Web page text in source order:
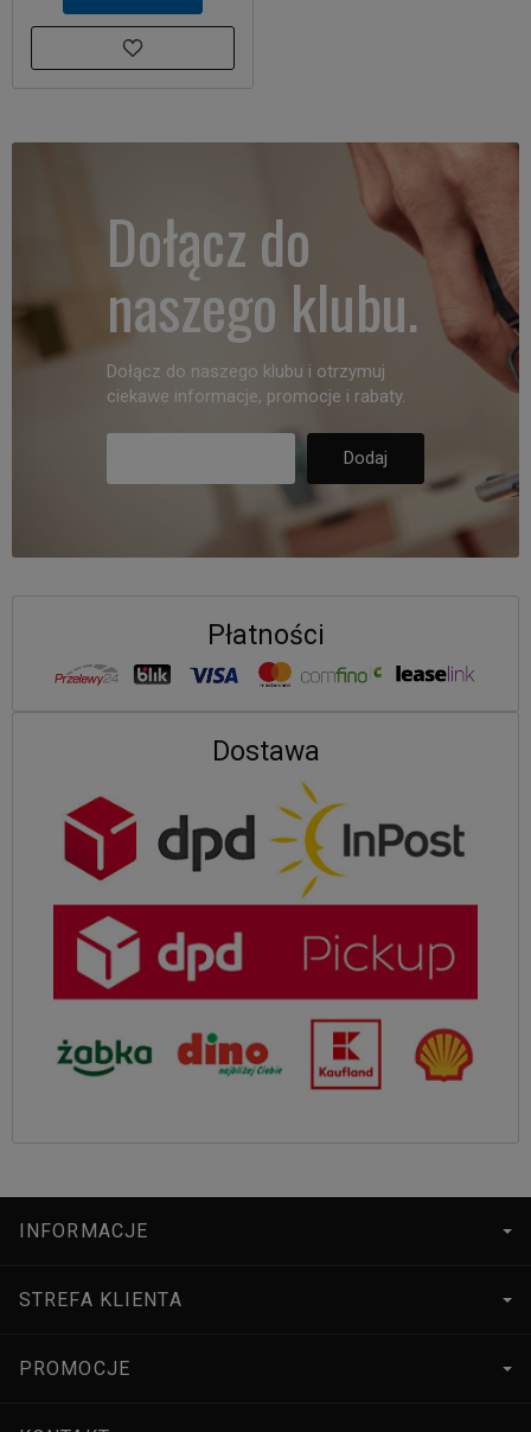
Dołącz do
naszego klubu.
Dołącz do naszego klubu i otrzymuj
ciekawe informacje, promocje i rabaty.
Płatności
Dostawa
INFORMACJE
STREFA KLIENTA
PROMOCJE